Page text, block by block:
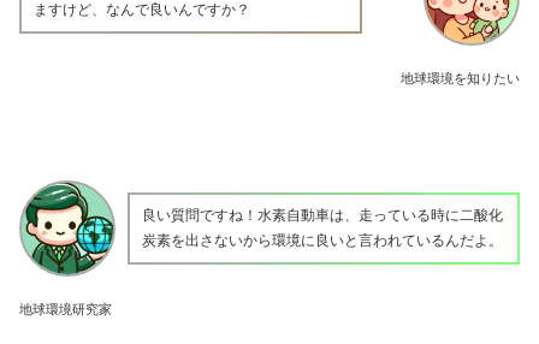
地球環境を知りたい
ますけど、なんで良いんですか？
地球環境研究家
良い質問ですね！水素自動車は、走っている時に二酸化
炭素を出さないから環境に良いと言われているんだよ。